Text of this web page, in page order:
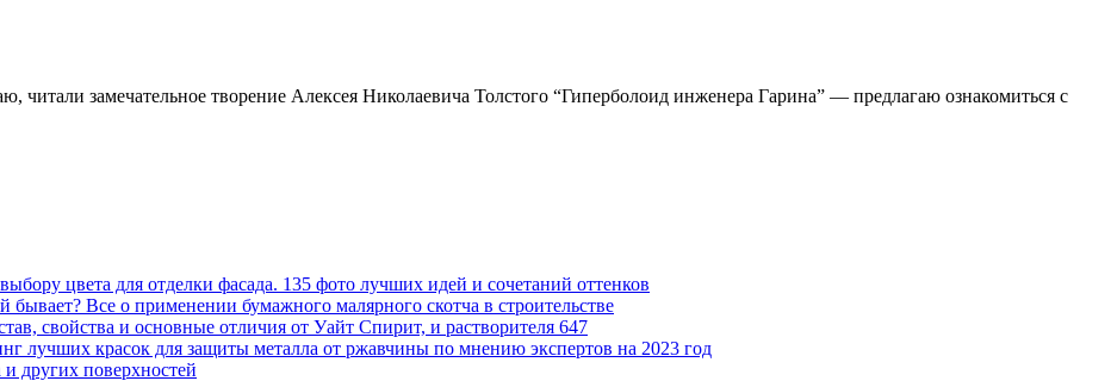
замечательное творение Алексея Николаевича Толстого “Гиперболоид инженера Гарина” — предлагаю ознакомиться с
цвета для отделки фасада. 135 фото лучших идей и сочетаний оттенков
Все о применении бумажного малярного скотча в строительстве
свойства и основные отличия от Уайт Спирит, и растворителя 647
лучших красок для защиты металла от ржавчины по мнению экспертов на 2023 год
и других поверхностей